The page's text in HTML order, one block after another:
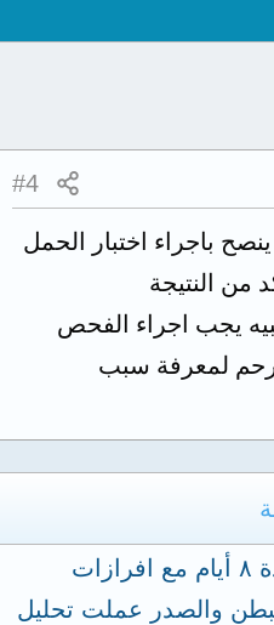
#4
باجراء اختبار الحمل
من النتيجة
يجب اجراء الفحص
لمعرفة سبب
أعاني من تأخر الدورة لمدة ٨ أيام مع افرازات
والصدر عملت تحليل